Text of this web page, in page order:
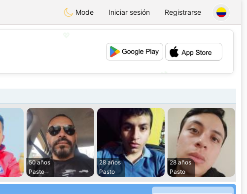
Mode Iniciar sesión Registrarse
50 años
Pasto
28 años
Pasto
28 años
Pasto